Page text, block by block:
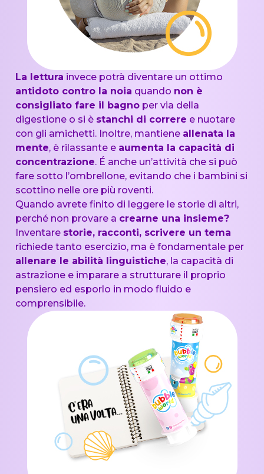
La lettura invece potrà diventare un ottimo
antidoto contro la noia quando non è
consigliato fare il bagnoper via della
digestione o si è stanchi di correre e nuotare
con gli amichetti. Inoltre, mantiene allenata la
mente, è rilassante e aumenta la capacità di
concentrazione. É anche un’attività che si può
fare sotto l’ombrellone, evitando che i bambini si
scottino nelle ore più roventi.
Quando avrete finito di leggere le storie di altri,
perché non provare a crearne una insieme?
Inventare storie, racconti, scrivere un tema
richiede tanto esercizio, ma è fondamentale per
allenare le abilità linguistiche, la capacità di
astrazione e imparare a strutturare il proprio
pensiero ed esporlo in modo fluido e
comprensibile.